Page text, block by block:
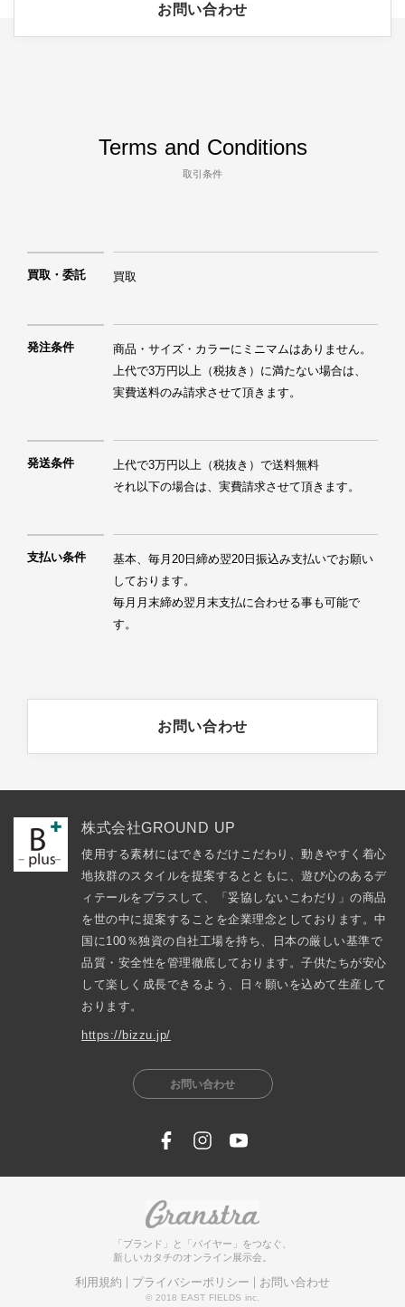
お問い合わせ
Terms and Conditions
取引条件
買取・委託 買取
発注条件
商品・サイズ・カラーにミニマムはありません。
上代で3万円以上（税抜き）に満たない場合は、
実費送料のみ請求させて頂きます。
発送条件
上代で3万円以上（税抜き）で送料無料
それ以下の場合は、実費請求させて頂きます。
支払い条件
基本、毎月20日締め翌20日振込み支払いでお願い
しております。
毎月月末締め翌月末支払に合わせる事も可能で
す。
お問い合わせ
株式会社GROUND UP
使用する素材にはできるだけこだわり、動きやすく着心
地抜群のスタイルを提案するとともに、遊び心のあるデ
ィテールをプラスして、「妥協しないこわだり」の商品
を世の中に提案することを企業理念としております。中
国に100％独資の自社工場を持ち、日本の厳しい基準で
品質・安全性を管理徹底しております。子供たちが安心
して楽しく成長できるよう、日々願いを込めて生産して
おります。
https://bizzu.jp/
お問い合わせ
「ブランド」と「バイヤー」をつなぐ、
新しいカタチのオンライン展示会。
利用規約 プライバシーポリシー お問い合わせ
© 2018 EAST FIELDS inc.